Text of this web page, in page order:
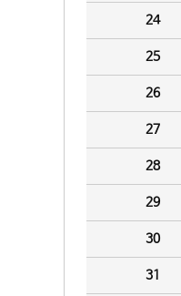
24
25
26
27
28
29
30
31